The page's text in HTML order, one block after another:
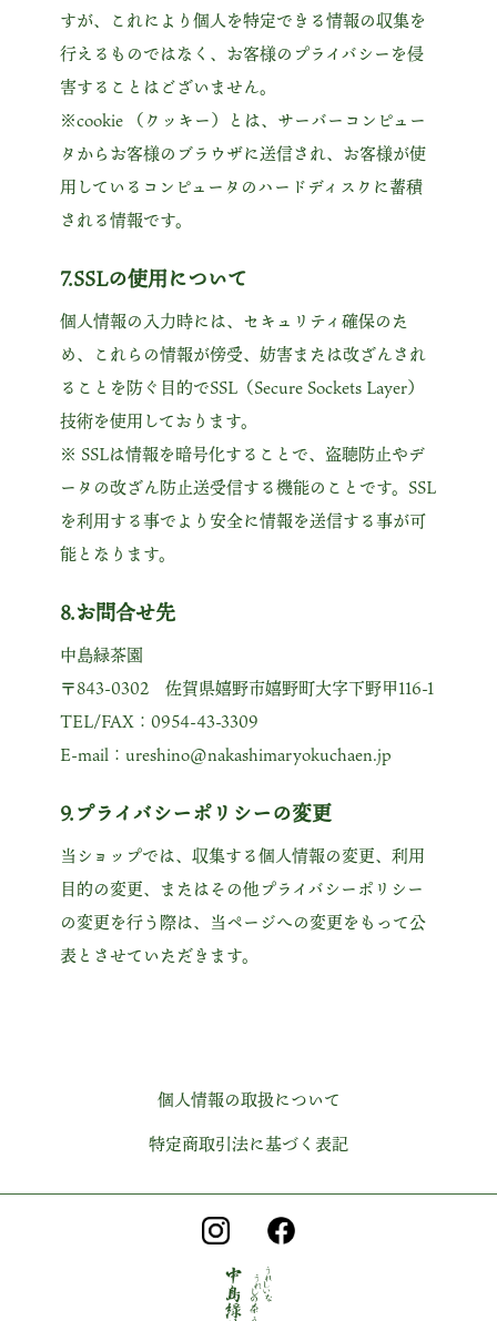
すが、これにより個人を特定できる情報の収集を
行えるものではなく、お客様のプライバシーを侵
害することはございません。
※cookie （クッキー）とは、サーバーコンピュー
タからお客様のブラウザに送信され、お客様が使
用しているコンピュータのハードディスクに蓄積
される情報です。
7.SSLの使用について
個人情報の入力時には、セキュリティ確保のた
め、これらの情報が傍受、妨害または改ざんされ
ることを防ぐ目的でSSL（Secure Sockets Layer）
技術を使用しております。
※ SSLは情報を暗号化することで、盗聴防止やデ
ータの改ざん防止送受信する機能のことです。SSL
を利用する事でより安全に情報を送信する事が可
能となります。
8.お問合せ先
中島緑茶園
〒843-0302 佐賀県嬉野市嬉野町大字下野甲116-1
TEL/FAX：0954-43-3309
E-mail：ureshino@nakashimaryokuchaen.jp
9.プライバシーポリシーの変更
当ショップでは、収集する個人情報の変更、利用
目的の変更、またはその他プライバシーポリシー
の変更を行う際は、当ページへの変更をもって公
表とさせていただきます。
個人情報の取扱について
特定商取引法に基づく表記